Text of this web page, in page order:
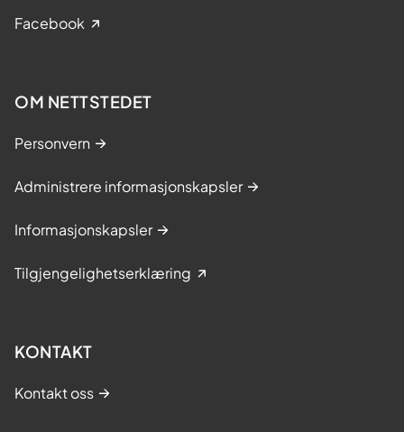
Facebook
OM NETTSTEDET
Personvern
Administrere informasjonskapsler
Informasjonskapsler
Tilgjengelighetserklæring
KONTAKT
Kontakt oss